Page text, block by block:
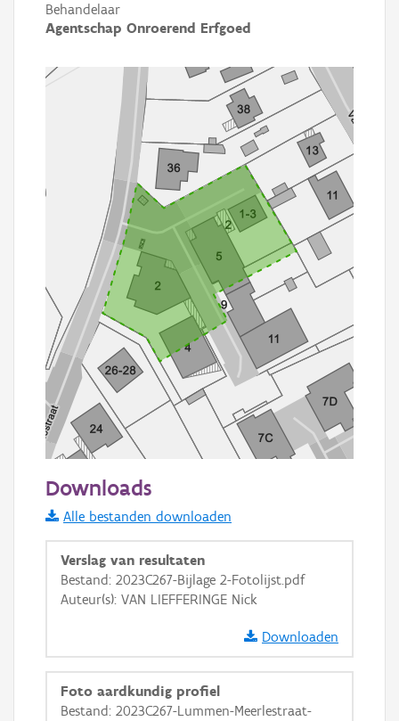
Behandelaar
Agentschap Onroerend Erfgoed
Informatie Vlaanderen
i
+ −
Downloads
Alle bestanden downloaden
Verslag van resultaten
Bestand: 2023C267-Bijlage 2-Fotolijst.pdf
Auteur(s): VAN LIEFFERINGE Nick
Downloaden
Foto aardkundig profiel
Bestand: 2023C267-Lummen-Meerlestraat-